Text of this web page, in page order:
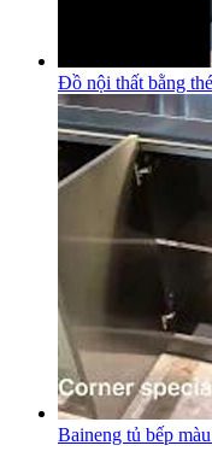
Đồ nội thất bằng
Baineng tủ bếp